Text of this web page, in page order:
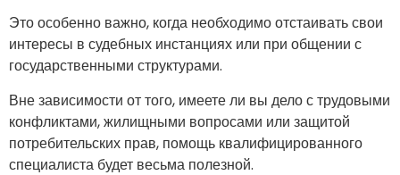
Это особенно важно, когда необходимо отстаивать свои
интересы в судебных инстанциях или при общении с
государственными структурами.
Вне зависимости от того, имеете ли вы дело с трудовыми
конфликтами, жилищными вопросами или защитой
потребительских прав, помощь квалифицированного
специалиста будет весьма полезной.